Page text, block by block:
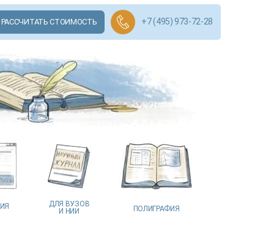
РАССЧИТАТЬ СТОИМОСТЬ +7 (495) 973-72-28
ДЛЯ ВУЗОВ
И НИИ
ПОЛИГРАФИЯ